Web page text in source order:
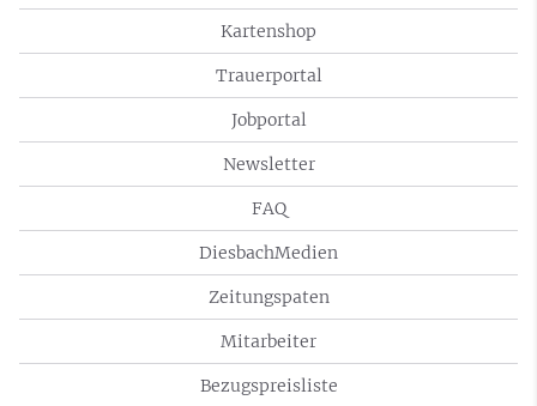
Kartenshop
Trauerportal
Jobportal
Newsletter
FAQ
DiesbachMedien
Zeitungspaten
Mitarbeiter
Bezugspreisliste